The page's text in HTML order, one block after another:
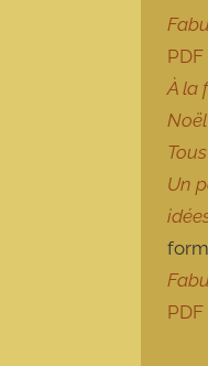
PDF
À la
Noël
Un
PDF